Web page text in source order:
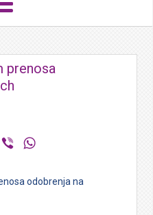
prenosa
LinkedIn
Viber
odobrenja na